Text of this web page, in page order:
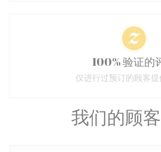
我们的顾
100% 验证的
仅进行过预订的顾客